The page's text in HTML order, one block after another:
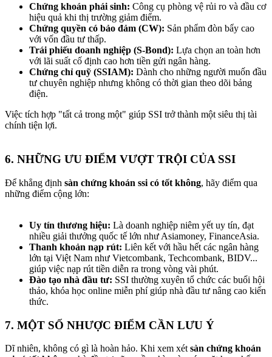
Chứng khoán phái sinh: Công cụ phòng vệ rủi ro và đầu cơ
hiệu quả khi thị trường giảm điểm.
Chứng quyền có bảo đảm (CW): Sản phẩm đòn bẩy cao
với vốn đầu tư thấp.
Trái phiếu doanh nghiệp (S-Bond): Lựa chọn an toàn hơn
với lãi suất cố định cao hơn tiền gửi ngân hàng.
Chứng chỉ quỹ (SSIAM): Dành cho những người muốn đầu
tư chuyên nghiệp nhưng không có thời gian theo dõi bảng
điện.
Việc tích hợp "tất cả trong một" giúp SSI trở thành một siêu thị tài
chính tiện lợi.
6. NHỮNG ƯU ĐIỂM VƯỢT TRỘI CỦA SSI​
Để khẳng định sàn chứng khoán ssi có tốt không, hãy điểm qua
những điểm cộng lớn:
Uy tín thương hiệu: Là doanh nghiệp niêm yết uy tín, đạt
nhiều giải thưởng quốc tế lớn như Asiamoney, FinanceAsia.
Thanh khoản nạp rút: Liên kết với hầu hết các ngân hàng
lớn tại Việt Nam như Vietcombank, Techcombank, BIDV...
giúp việc nạp rút tiền diễn ra trong vòng vài phút.
Đào tạo nhà đầu tư: SSI thường xuyên tổ chức các buổi hội
thảo, khóa học online miễn phí giúp nhà đầu tư nâng cao kiến
thức.
7. MỘT SỐ NHƯỢC ĐIỂM CẦN LƯU Ý​
Dĩ nhiên, không có gì là hoàn hảo. Khi xem xét sàn chứng khoán